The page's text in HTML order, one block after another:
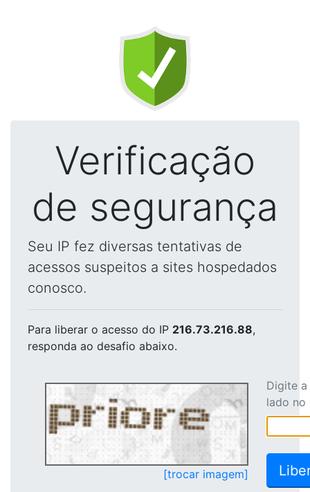
Verificação
de segurança
Seu IP fez diversas tentativas de
acessos suspeitos a sites hospedados
conosco.
Para liberar o acesso do IP 216.73.216.88,
responda ao desafio abaixo.
[trocar imagem]
Digite
lado no